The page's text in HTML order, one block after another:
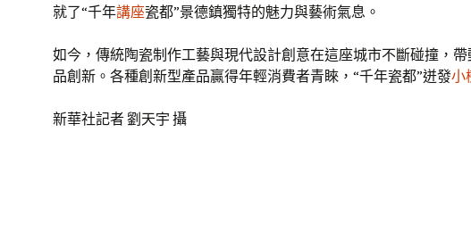
就了“千年講座瓷都”景德鎮獨特的魅力與藝術氣息。
如今，傳統陶瓷制作工藝與現代設計創意在這座城市不斷碰撞，
品創新。各種創新型產品贏得年輕消費者青睞，“千年瓷都”迸發小
新華社記者 劉天宇 攝